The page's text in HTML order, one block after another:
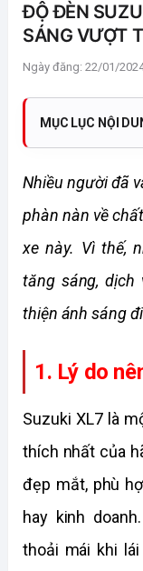
ĐỘ ĐÈN
SÁNG VƯỢT
Ngày đăng: 22/01/
MỤC LỤC NỘI
Nhiều người đã
phàn nàn về
xe này. Vì thế,
tăng sáng, dịch
thiện ánh sáng
1. Lý do
Suzuki XL7 là
thích nhất của
đẹp mắt, phù
hay kinh
thoải mái khi